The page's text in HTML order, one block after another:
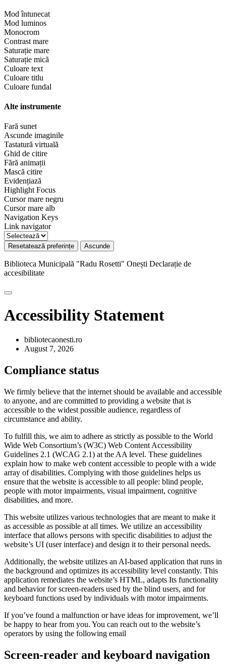
Mod întunecat
Mod luminos
Monocrom
Contrast mare
Saturație mare
Saturație mică
Culoare text
Culoare titlu
Culoare fundal
Alte instrumente
Fară sunet
Ascunde imaginile
Tastatură virtuală
Ghid de citire
Fără animații
Mască citire
Evidențiază
Highlight Focus
Cursor mare negru
Cursor mare alb
Navigation Keys
Link navigator
Resetatează preferințe Ascunde
Biblioteca Municipală "Radu Rosetti" Onești Declarație de
accesibilitate
Accessibility Statement
bibliotecaonesti.ro
August 7, 2026
Compliance status
We firmly believe that the internet should be available and accessible
to anyone, and are committed to providing a website that is
accessible to the widest possible audience, regardless of
circumstance and ability.
To fulfill this, we aim to adhere as strictly as possible to the World
Wide Web Consortium’s (W3C) Web Content Accessibility
Guidelines 2.1 (WCAG 2.1) at the AA level. These guidelines
explain how to make web content accessible to people with a wide
array of disabilities. Complying with those guidelines helps us
ensure that the website is accessible to all people: blind people,
people with motor impairments, visual impairment, cognitive
disabilities, and more.
This website utilizes various technologies that are meant to make it
as accessible as possible at all times. We utilize an accessibility
interface that allows persons with specific disabilities to adjust the
website’s UI (user interface) and design it to their personal needs.
Additionally, the website utilizes an AI-based application that runs in
the background and optimizes its accessibility level constantly. This
application remediates the website’s HTML, adapts Its functionality
and behavior for screen-readers used by the blind users, and for
keyboard functions used by individuals with motor impairments.
If you’ve found a malfunction or have ideas for improvement, we’ll
be happy to hear from you. You can reach out to the website’s
operators by using the following email
Screen-reader and keyboard navigation